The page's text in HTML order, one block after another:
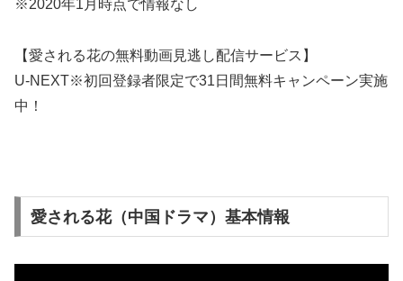
※2020年1月時点で情報なし
【愛される花の無料動画見逃し配信サービス】
U-NEXT※初回登録者限定で31日間無料キャンペーン実施
中！
愛される花（中国ドラマ）基本情報